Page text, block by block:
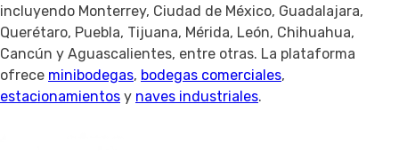
incluyendo Monterrey, Ciudad de México, Guadalajara,
Querétaro, Puebla, Tijuana, Mérida, León, Chihuahua,
Cancún y Aguascalientes, entre otras. La plataforma
ofrece minibodegas, bodegas comerciales,
estacionamientos y naves industriales.